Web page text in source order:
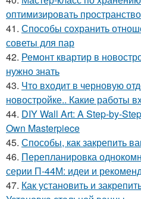
оптимизировать
41. Способы сохранить
советы для пар
42. Ремонт квартир в
нужно знать
43. Что входит в черновую
новостройке.. Какие работы
44. DIY Wall Art: A Step-by-
Own Masterpiece
45. Способы, как закрепить
46. Перепланировка
серии П-44М: идеи и
47. Как установить и